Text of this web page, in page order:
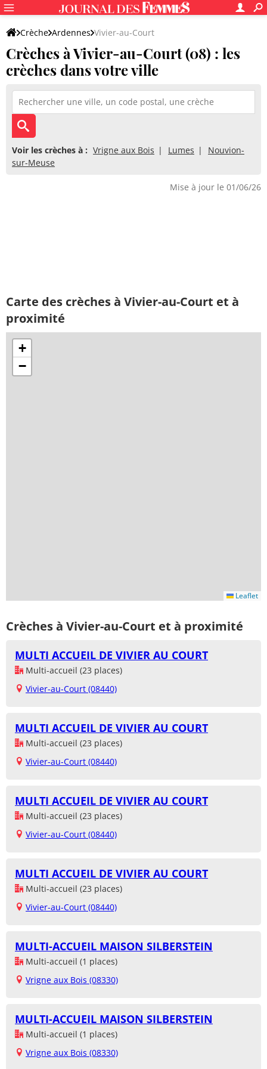
Crèche Ardennes Vivier-au-Court
Crèches à Vivier-au-Court (08) : les
crèches dans votre ville
Voir les crèches à : Vrigne aux Bois Lumes
Nouvion-
sur-Meuse
Mise à jour le 01/06/26
Carte des crèches à Vivier-au-Court et à
proximité
+
−
Leaflet
Crèches à Vivier-au-Court et à proximité
MULTI ACCUEIL DE VIVIER AU COURT
Multi-accueil (23 places)
Vivier-au-Court (08440)
MULTI ACCUEIL DE VIVIER AU COURT
Multi-accueil (23 places)
Vivier-au-Court (08440)
MULTI ACCUEIL DE VIVIER AU COURT
Multi-accueil (23 places)
Vivier-au-Court (08440)
MULTI ACCUEIL DE VIVIER AU COURT
Multi-accueil (23 places)
Vivier-au-Court (08440)
MULTI-ACCUEIL MAISON SILBERSTEIN
Multi-accueil (1 places)
Vrigne aux Bois (08330)
MULTI-ACCUEIL MAISON SILBERSTEIN
Multi-accueil (1 places)
Vrigne aux Bois (08330)